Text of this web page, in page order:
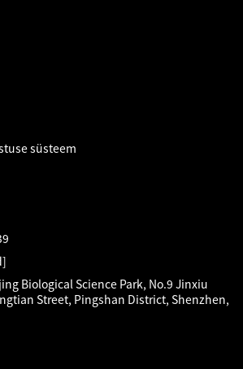
süsteem
Biological Science Park, No.9 Jinxiu
Street, Pingshan District, Shenzhen,